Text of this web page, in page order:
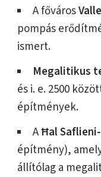
A főváros
pompás
ismert.
Megalitikus
és i. e. 2500
építmények.
AĦal
építmény),
állítólag a